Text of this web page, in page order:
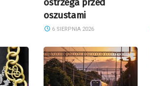
oszustami
6 SIERPNIA 2026